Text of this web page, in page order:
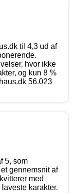
til 4,3 ud af
hvor ikke
og kun 8 %
56.023
5, som
gennemsnit af
med
karakter.